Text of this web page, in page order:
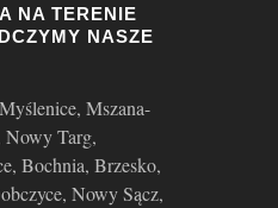
NA TERENIE
NASZE
Mszana-
Targ,
Bochnia, Brzesko,
Nowy Sącz,